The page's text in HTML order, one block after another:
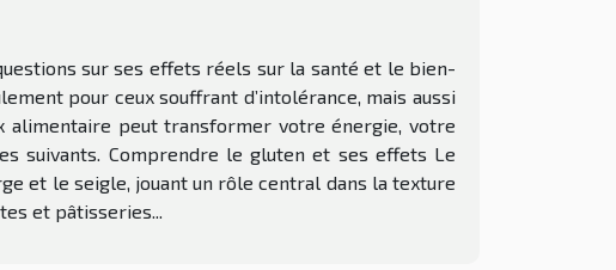
sur ses effets réels sur la santé et le bien-
pour ceux souffrant d’intolérance, mais aussi
alimentaire peut transformer votre énergie, votre
suivants. Comprendre le gluten et ses effets Le
et le seigle, jouant un rôle central dans la texture
et pâtisseries...